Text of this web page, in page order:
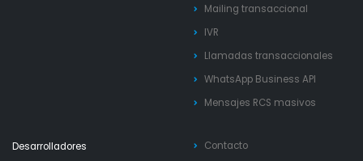
Mailing transaccional
IVR
Llamadas transaccionales
WhatsApp Business API
Mensajes RCS masivos
Desarrolladores
Contacto